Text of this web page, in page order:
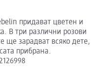
придават цветен и
В три различни розови
ще зарадват всяко дете,
прибрана.